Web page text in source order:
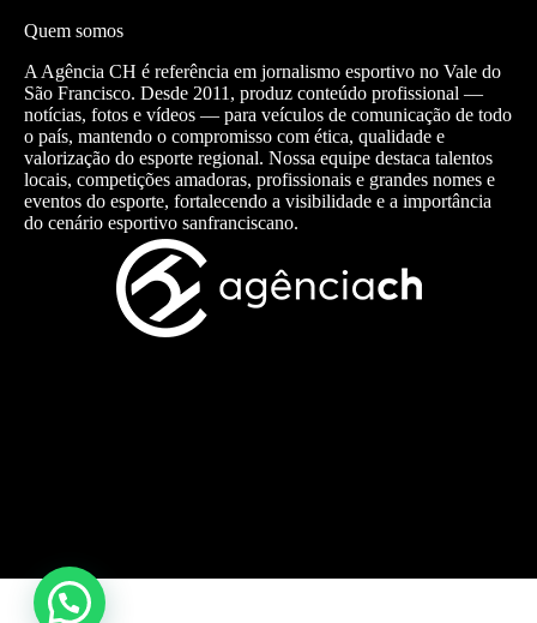
Quem somos
A Agência CH é referência em jornalismo esportivo no Vale do
São Francisco. Desde 2011, produz conteúdo profissional —
notícias, fotos e vídeos — para veículos de comunicação de todo
o país, mantendo o compromisso com ética, qualidade e
valorização do esporte regional. Nossa equipe destaca talentos
locais, competições amadoras, profissionais e grandes nomes e
eventos do esporte, fortalecendo a visibilidade e a importância
do cenário esportivo sanfranciscano.